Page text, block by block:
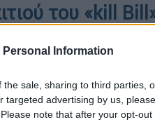
Personal Information
the sale, sharing to third parties,
targeted advertising by us,
note that after your opt-
του «kill
στα νότια